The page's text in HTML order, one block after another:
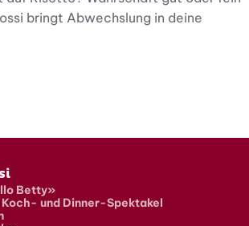
bringt Abwechslung in deine
Betty»
und Dinner-Spektakel